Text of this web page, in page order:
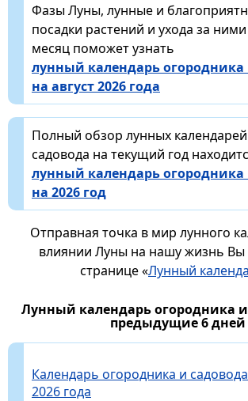
Фазы Луны, лунные и
посадки растений и ухода за
месяц поможет узнать
лунный календарь огородника
на август 2026 года
Полный обзор лунных
садовода на текущий год
лунный календарь огородника
на 2026 год
Отправная точка в мир лунного
влиянии Луны на нашу жизнь Вы
странице «Лунный
Лунный календарь огородника
предыдущие 6 дней
Календарь огородника и
2026 года